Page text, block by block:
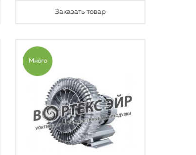
Заказать товар
Много